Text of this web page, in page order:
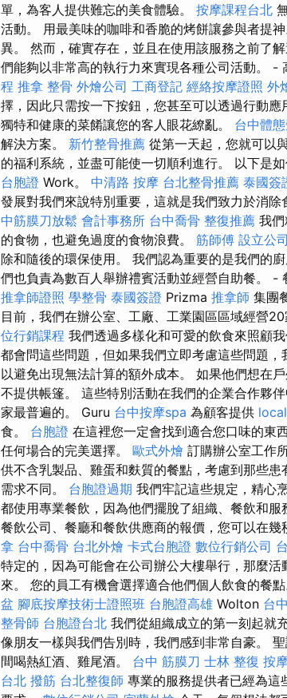
單，為客人提供難忘的美食體驗。 按摩課程台北
活動。 用最美味的咖啡和香脆的烤餅讓參與者提
異。 然而，確實存在，並且在使用該服務之前了
們能夠以非常高的執行力來實現各種公司活動。 -
程 推拿 整骨 外燴公司 工商登記 經絡按摩證照 外
擇，因此只需按一下按鈕，您甚至可以透過行動
獨特和健康的菜餚讓您的客人眼花繚亂。 台中體
解決方案。 新竹整骨推薦 從第一天起，您就可以
的福利系統，並盡可能使一切順利進行。 以下是
台胞證 Work。 中清路 按摩 台北整骨推薦 泰國簽
發展對我們來說特別重要，這就是我們致力於消除
中筋膜刀放鬆 會計事務所 台中喬骨 整復推薦 我
的食物，也避免過度的食物浪費。 筋師傅 設立公司
除和隨後的環保使用。 我們認為重要的是我們的
們也負責為數百人舉辦禮賓活動並經營自助餐。 -
推拿師證照 學整骨 泰國簽證 Prizma 推拿師 集團
目前，我們在辦公室、工廠、工業園區區域經營
位行銷課程 我們透過多樣化和可愛的飲食來照顧
都會問這些問題，但如果我們立即考慮這些問題
以避免出現無法計算的額外成本。 如果他們想在
不提供帳篷。 這些特別活動在我們的企業合作夥
家最普遍的。 Guru 台中按摩spa 為顧客提供
食。 台胞證 在這裡您一定會找到適合您口味的東
任何場合的完美選擇。 歐式外燴 訂購辦公室工作
供不含乳製品、雞蛋和麩質的餐點，考慮到那些
需求不同。 台胞證過期 我們牢記這些規定，精心
都使用專業餐飲，因為他們擺脫了組織、餐飲和
餐飲公司、餐廳和餐飲供應商的報價，您可以在幾
拿 台中喬骨 台北外燴 卡式台胞證 數位行銷公司
特定的，因為可能會在公司辦公大樓舉行，那麼
來。 您的員工有機會選擇適合他們個人飲食的餐點
盆 腳底按摩技術士證照班 台胞證高雄 Wolton 台
整骨師 台胞證台北 我們從組織成立的第一刻起就
像朋友一樣與我們告別時，我們感到非常自豪。
間喝熱紅酒、雞尾酒。 台中 筋膜刀 士林 整復 按
台北 撥筋 台北整復師 專業的服務提供者已經為這